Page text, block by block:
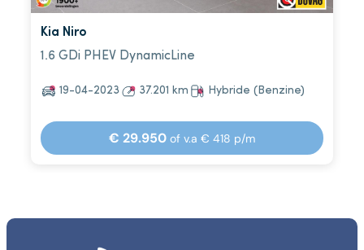
Kia Niro
1.6 GDi PHEV DynamicLine
19-04-2023 37.201 km Hybride (Benzine)
€ 29.950 of v.a € 418 p/m